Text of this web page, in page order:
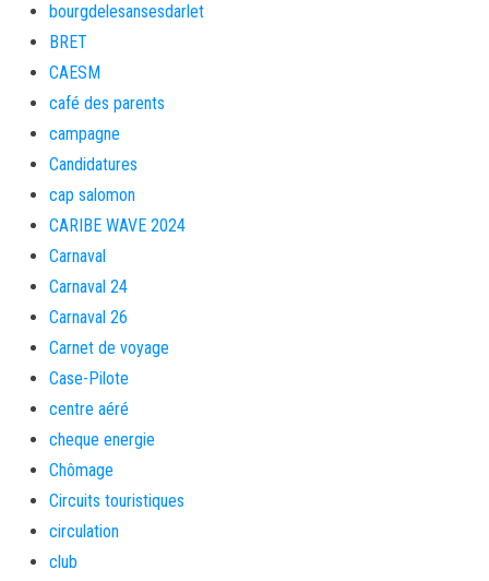
bourgdelesansesdarlet
BRET
CAESM
café des parents
campagne
Candidatures
cap salomon
CARIBE WAVE 2024
Carnaval
Carnaval 24
Carnaval 26
Carnet de voyage
Case-Pilote
centre aéré
cheque energie
Chômage
Circuits touristiques
circulation
club